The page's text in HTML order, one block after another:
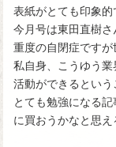
表紙がとても印象的
今月号は東田直樹さ
重度の自閉症ですが
私自身、こうゆう
活動ができるという
とても勉強になる
に買おうかなと思え